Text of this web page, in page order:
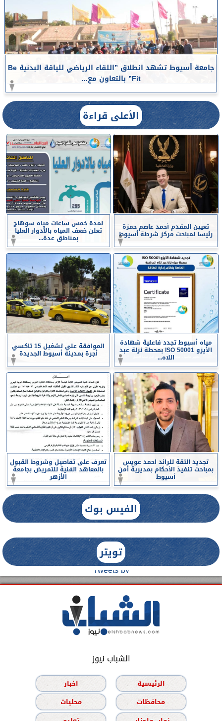
جامعة أسيوط تشهد انطلاق ”اللقاء الرياضي للياقة البدنية Be
Fit” بالتعاون مع...
الأعلى قراءة
تعيين المقدم أحمد عاصم حمزة
رئيسا لمباحث مركز شرطة أسيوط
لمدة خمس ساعات مياه سوهاج
تعلن ضعف المياه بالأدوار العليا
بمناطق عدة...
مياه أسيوط تجدد فاعلية شهادة
الأيزو ISO 50001 بمحطة نزلة عبد
اللاه...
الموافقة على تشغيل 15 تاكسي
أجرة بمدينة أسيوط الجديدة
تجديد الثقة للرائد احمد عويس
بمباحث تنفيذ الأحكام بمديرية أمن
أسيوط
تعرف على تفاصيل وشروط القبول
بالمعاهد الفنية للتمريض بجامعة
الأزهر
الفيس بوك
تويتر
Tweets by
الشباب نيوز
الرئيسية
اخبار
محافظات
محليات